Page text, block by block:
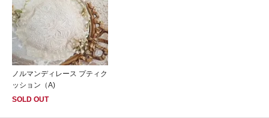
ノルマンディレース プティク
ッション（A)
SOLD OUT